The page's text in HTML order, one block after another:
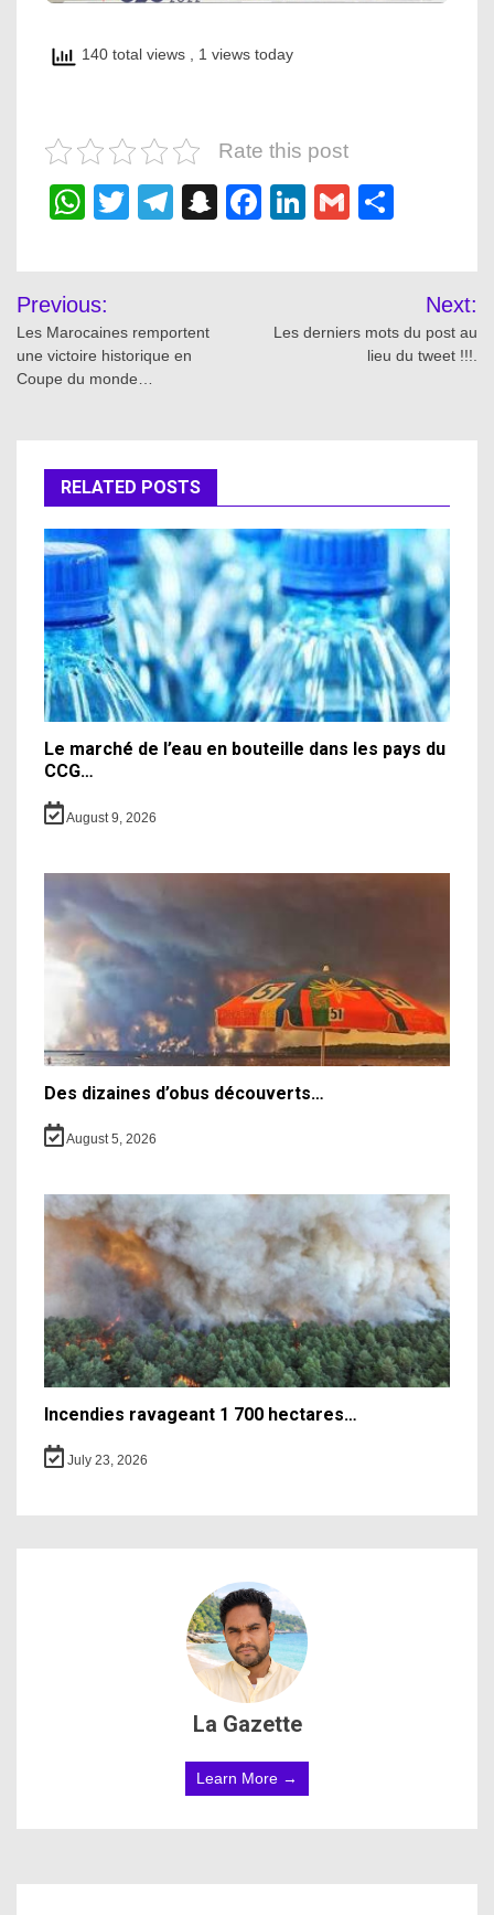
140 total views , 1 views today
Rate this post
WhatsApp
TwitterTelegram
Snapchat
Facebook
LinkedIn
Gmail
Post
navigation
Previous:
Les Marocaines remportent
une victoire historique en
Coupe du monde…
Next:
Les derniers mots du post au
lieu du tweet !!!.
RELATED POSTS
Le marché de l’eau en bouteille dans les pays du
CCG…
August 9, 2026
Des dizaines d’obus découverts…
August 5, 2026
Incendies ravageant 1 700 hectares…
July 23, 2026
La Gazette
Learn More →